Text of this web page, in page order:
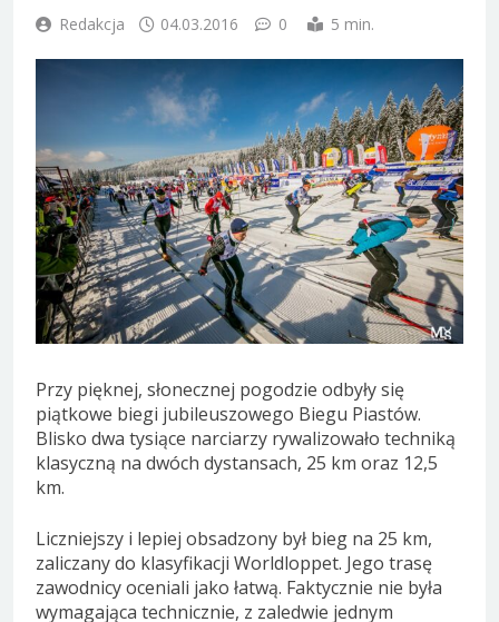
Redakcja 04.03.2016 0 5 min.
Przy pięknej, słonecznej pogodzie odbyły się
piątkowe biegi jubileuszowego Biegu Piastów.
Blisko dwa tysiące narciarzy rywalizowało techniką
klasyczną na dwóch dystansach, 25 km oraz 12,5
km.
Liczniejszy i lepiej obsadzony był bieg na 25 km,
zaliczany do klasyfikacji Worldloppet. Jego trasę
zawodnicy oceniali jako łatwą. Faktycznie nie była
wymagająca technicznie, z zaledwie jednym